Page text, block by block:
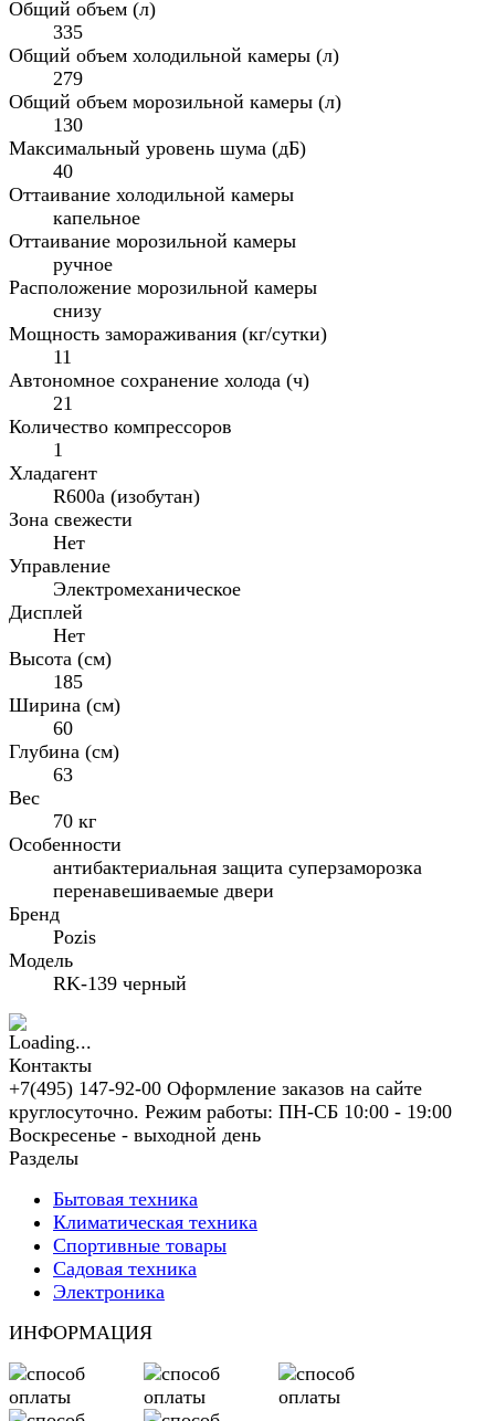
Общий объем (л)
335
Общий объем холодильной камеры (л)
279
Общий объем морозильной камеры (л)
130
Максимальный уровень шума (дБ)
40
Оттаивание холодильной камеры
капельное
Оттаивание морозильной камеры
ручное
Расположение морозильной камеры
снизу
Мощность замораживания (кг/сутки)
11
Автономное сохранение холода (ч)
21
Количество компрессоров
1
Хладагент
R600a (изобутан)
Зона свежести
Нет
Управление
Электромеханическое
Дисплей
Нет
Высота (см)
185
Ширина (см)
60
Глубина (см)
63
Вес
70 кг
Особенности
антибактериальная защита суперзаморозка
перенавешиваемые двери
Бренд
Pozis
Модель
RK-139 черный
Контакты
+7(495) 147-92-00 Оформление заказов на сайте
круглосуточно. Режим работы: ПН-СБ 10:00 - 19:00
Воскресенье - выходной день
Разделы
Бытовая техника
Климатическая техника
Спортивные товары
Садовая техника
Электроника
ИНФОРМАЦИЯ